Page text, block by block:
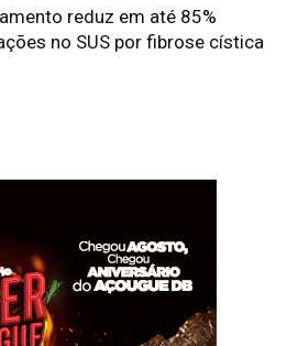
reduz em até 85%
no SUS por fibrose cística